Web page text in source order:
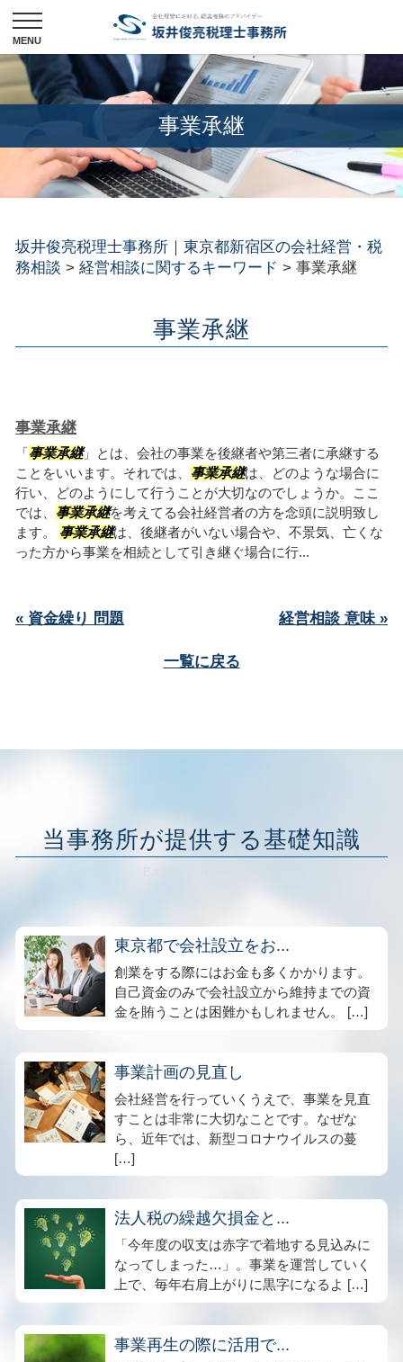
事業承継
坂井俊亮税理士事務所｜東京都新宿区の会社経営・税
務相談 > 経営相談に関するキーワード > 事業承継
事業承継
事業承継
「事業承継」とは、会社の事業を後継者や第三者に承継する
ことをいいます。それでは、 事業承継は、どのような場合に
行い、どのようにして行うことが大切なのでしょうか。ここ
では、 事業承継を考えてる会社経営者の方を念頭に説明致し
ます。 事業承継は、後継者がいない場合や、不景気、亡くな
った方から事業を相続として引き継ぐ場合に行...
« 資金繰り 問題 経営相談 意味 »
一覧に戻る
当事務所が提供する基礎知識
東京都で会社設立をお...
創業をする際にはお金も多くかかります。
自己資金のみで会社設立から維持までの資
金を賄うことは困難かもしれません。 […]
事業計画の見直し
会社経営を行っていくうえで、事業を見直
すことは非常に大切なことです。なぜな
ら、近年では、新型コロナウイルスの蔓
[…]
法人税の繰越欠損金と...
「今年度の収支は赤字で着地する見込みに
なってしまった…」。事業を運営していく
上で、毎年右肩上がりに黒字になるよ […]
事業再生の際に活用で...